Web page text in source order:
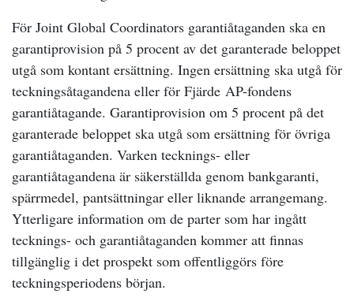
För Joint Global Coordinators garantiåtaganden ska en
garantiprovision på 5 procent av det garanterade beloppet
utgå som kontant ersättning. Ingen ersättning ska utgå för
teckningsåtagandena eller för Fjärde AP-fondens
garantiåtagande. Garantiprovision om 5 procent på det
garanterade beloppet ska utgå som ersättning för övriga
garantiåtaganden. Varken tecknings- eller
garantiåtagandena är säkerställda genom bankgaranti,
spärrmedel, pantsättningar eller liknande arrangemang.
Ytterligare information om de parter som har ingått
tecknings- och garantiåtaganden kommer att finnas
tillgänglig i det prospekt som offentliggörs före
teckningsperiodens början.